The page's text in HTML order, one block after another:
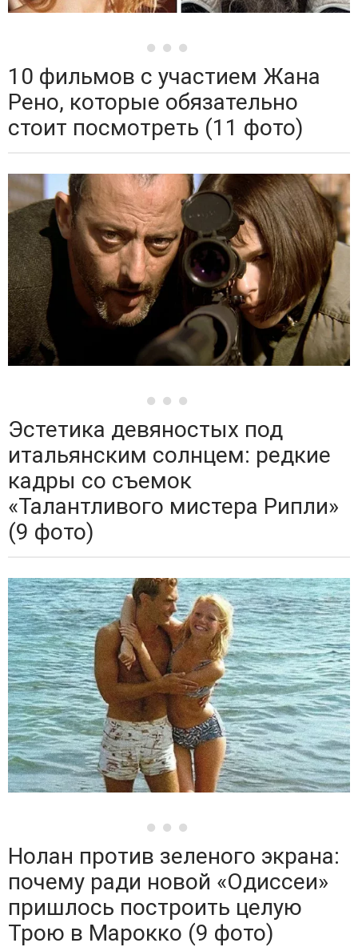
10 фильмов с участием Жана
Рено, которые обязательно
стоит посмотреть (11 фото)
Эстетика девяностых под
итальянским солнцем: редкие
кадры со съемок
«Талантливого мистера Рипли»
(9 фото)
Нолан против зеленого экрана:
почему ради новой «Одиссеи»
пришлось построить целую
Трою в Марокко (9 фото)